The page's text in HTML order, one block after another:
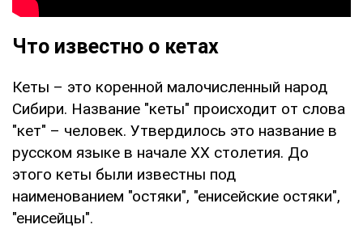
Что известно о кетах
Кеты – это коренной малочисленный народ
Сибири. Название "кеты" происходит от слова
"кет" – человек. Утвердилось это название в
русском языке в начале XX столетия. До
этого кеты были известны под
наименованием "остяки", "енисейские остяки",
"енисейцы".